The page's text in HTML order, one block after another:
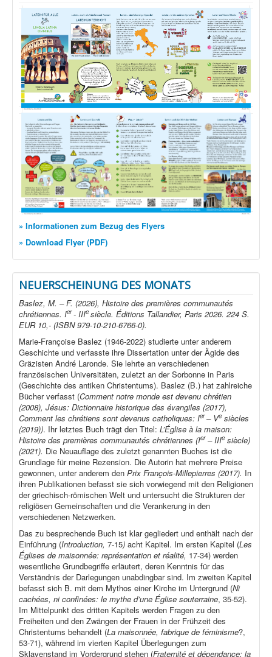
» Informationen zum Bezug des Flyers
» Download Flyer (PDF)
NEUERSCHEINUNG DES MONATS
Baslez, M. – F. (2026), Histoire des premières communautés
chrétiennes. Ier- IIIe siècle. Éditions Tallandier, Paris 2026. 224 S.
EUR 10,- (ISBN 979-10-210-6766-0).
Marie-Françoise Baslez (1946-2022) studierte unter anderem
Geschichte und verfasste ihre Dissertation unter der Ägide des
Gräzisten André Laronde. Sie lehrte an verschiedenen
französischen Universitäten, zuletzt an der Sorbonne in Paris
(Geschichte des antiken Christentums). Baslez (B.) hat zahlreiche
Bücher verfasst (Comment notre monde est devenu chrétien
(2008), Jésus: Dictionnaire historique des évangiles (2017),
Comment les chrétiens sont devenus catholiques: Ier– Ve siècles
(2019)). Ihr letztes Buch trägt den Titel: L’Église à la maison:
Histoire des premières communautés chrétiennes (Ier– IIIe siècle)
(2021). Die Neuauflage des zuletzt genannten Buches ist die
Grundlage für meine Rezension. Die Autorin hat mehrere Preise
gewonnen, unter anderem den Prix François-Millepierres (2017). In
ihren Publikationen befasst sie sich vorwiegend mit den Religionen
der griechisch-römischen Welt und untersucht die Strukturen der
religiösen Gemeinschaften und die Verankerung in den
verschiedenen Netzwerken.
Das zu besprechende Buch ist klar gegliedert und enthält nach der
Einführung (Introduction, 7-15) acht Kapitel. Im ersten Kapitel (Les
Églises de maisonnée: représentation et réalité, 17-34) werden
wesentliche Grundbegriffe erläutert, deren Kenntnis für das
Verständnis der Darlegungen unabdingbar sind. Im zweiten Kapitel
befasst sich B. mit dem Mythos einer Kirche im Untergrund (Ni
cachées, ni confinées: le mythe d’une Église souterraine, 35-52).
Im Mittelpunkt des dritten Kapitels werden Fragen zu den
Freiheiten und den Zwängen der Frauen in der Frühzeit des
Christentums behandelt (La maisonnée, fabrique de féminisme?,
53-71), während im vierten Kapitel Überlegungen zum
Sklavenstand im Vordergrund stehen (Fraternité et dépendance: la